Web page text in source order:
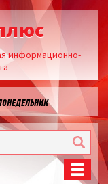
информационно-